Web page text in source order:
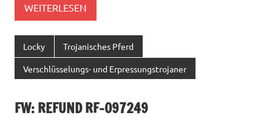
WEITERLESEN
Locky Trojanisches Pferd
Verschlüsselungs- und Erpressungstrojaner
FW: REFUND RF-097249